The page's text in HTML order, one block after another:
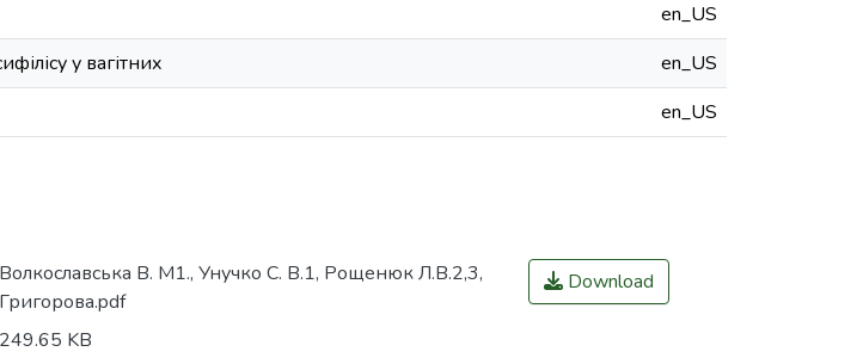
en_US
у вагітних
en_US
en_US
Волкославська В. М1., Унучко С. В.1, Рощенюк Л.В.2,3,
Григорова.pdf
249.65 KB
Download